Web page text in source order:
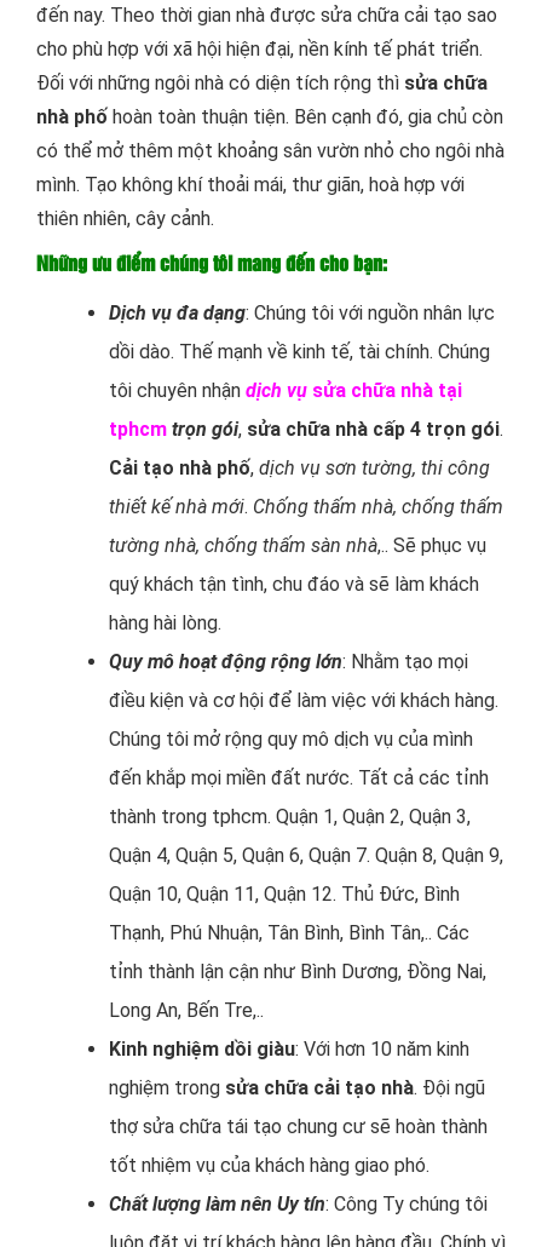
đến nay. Theo thời gian nhà được sửa chữa cải tạo sao
cho phù hợp với xã hội hiện đại, nền kính tế phát triển.
Đối với những ngôi nhà có diện tích rộng thì sửa chữa
nhà phố hoàn toàn thuận tiện. Bên cạnh đó, gia chủ còn
có thể mở thêm một khoảng sân vườn nhỏ cho ngôi nhà
mình. Tạo không khí thoải mái, thư giãn, hoà hợp với
thiên nhiên, cây cảnh.
Những ưu điểm chúng tôi mang đến cho bạn:
Dịch vụ đa dạng: Chúng tôi với nguồn nhân lực
dồi dào. Thế mạnh về kinh tế, tài chính. Chúng
tôi chuyên nhận dịch vụ sửa chữa nhà tại
tphcm trọn gói, sửa chữa nhà cấp 4 trọn gói.
Cải tạo nhà phố, dịch vụ sơn tường, thi công
thiết kế nhà mới. Chống thấm nhà, chống thấm
tường nhà, chống thấm sàn nhà,.. Sẽ phục vụ
quý khách tận tình, chu đáo và sẽ làm khách
hàng hài lòng.
Quy mô hoạt động rộng lớn: Nhằm tạo mọi
điều kiện và cơ hội để làm việc với khách hàng.
Chúng tôi mở rộng quy mô dịch vụ của mình
đến khắp mọi miền đất nước. Tất cả các tỉnh
thành trong tphcm. Quận 1, Quận 2, Quận 3,
Quận 4, Quận 5, Quận 6, Quận 7. Quận 8, Quận 9,
Quận 10, Quận 11, Quận 12. Thủ Đức, Bình
Thạnh, Phú Nhuận, Tân Bình, Bình Tân,.. Các
tỉnh thành lận cận như Bình Dương, Đồng Nai,
Long An, Bến Tre,..
Kinh nghiệm dồi giàu: Với hơn 10 năm kinh
nghiệm trong sửa chữa cải tạo nhà. Đội ngũ
thợ sửa chữa tái tạo chung cư sẽ hoàn thành
tốt nhiệm vụ của khách hàng giao phó.
Chất lượng làm nên Uy tín: Công Ty chúng tôi